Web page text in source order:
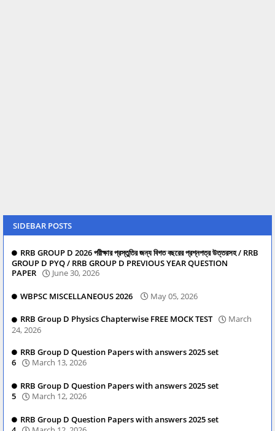
SIDEBAR POSTS
RRB GROUP D 2026 পরীক্ষার প্রস্তুতির জন্য বিগত বছরের প্রশ্নপত্র উত্তরসহ / RRB
GROUP D PYQ / RRB GROUP D PREVIOUS YEAR QUESTION
PAPER
June 30, 2026
WBPSC MISCELLANEOUS 2026 May 05, 2026
RRB Group D Physics Chapterwise FREE MOCK TEST
March
24, 2026
RRB Group D Question Papers with answers 2025 set
6
March 13, 2026
RRB Group D Question Papers with answers 2025 set
5
March 12, 2026
RRB Group D Question Papers with answers 2025 set